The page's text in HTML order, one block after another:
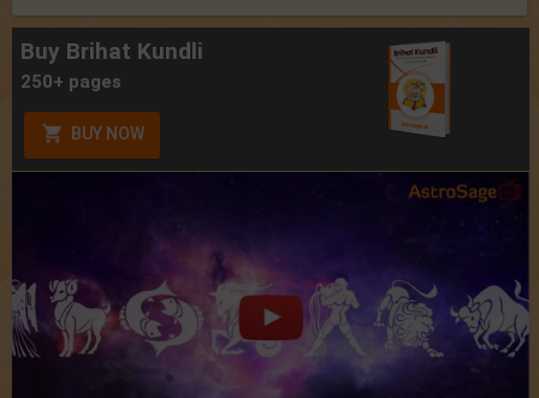
Buy Brihat Kundli
250+ pages
BUY NOW